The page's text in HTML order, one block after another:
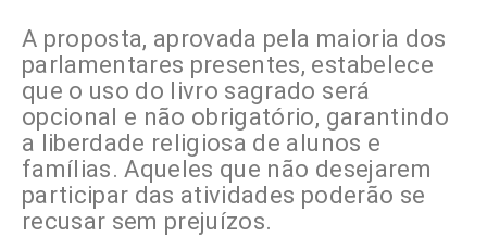
A proposta, aprovada pela maioria dos
parlamentares presentes, estabelece
que o uso do livro sagrado será
opcional e não obrigatório, garantindo
a liberdade religiosa de alunos e
famílias. Aqueles que não desejarem
participar das atividades poderão se
recusar sem prejuízos.